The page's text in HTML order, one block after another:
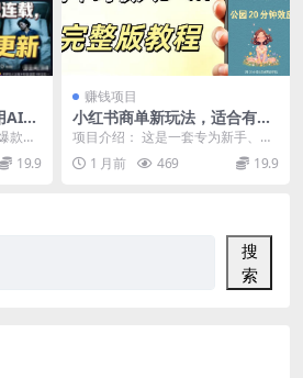
AI制
入4
附
款的
能
19.9
赚钱项目
小红书商单新玩法，适合有耐
心的人做，月平均3000-4000
左右，支持矩阵放大增收
项目介绍： 这是一套专为新手、执
行力偏慢人群打造的小红书轻变现
项目，主打低门槛、...
1 月前 469 19.9
搜
索